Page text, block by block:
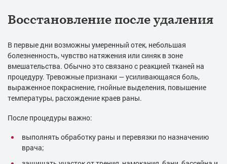
Восстановление после удаления
В первые дни возможны умеренный отек, небольшая
болезненность, чувство натяжения или синяк в зоне
вмешательства. Обычно это связано с реакцией тканей на
процедуру. Тревожные признаки — усиливающаяся боль,
выраженное покраснение, гнойные выделения, повышение
температуры, расхождение краев раны.
После процедуры важно:
выполнять обработку раны и перевязки по назначению
врача;